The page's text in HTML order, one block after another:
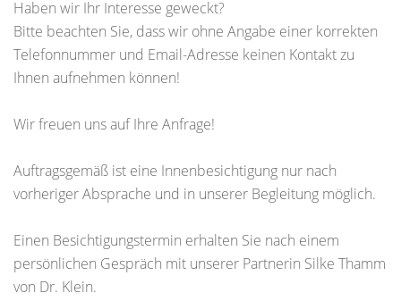
Haben wir Ihr Interesse geweckt?
Bitte beachten Sie, dass wir ohne Angabe einer korrekten
Telefonnummer und Email-Adresse keinen Kontakt zu
Ihnen aufnehmen können!
Wir freuen uns auf Ihre Anfrage!
Auftragsgemäß ist eine Innenbesichtigung nur nach
vorheriger Absprache und in unserer Begleitung möglich.
Einen Besichtigungstermin erhalten Sie nach einem
persönlichen Gespräch mit unserer Partnerin Silke Thamm
von Dr. Klein.